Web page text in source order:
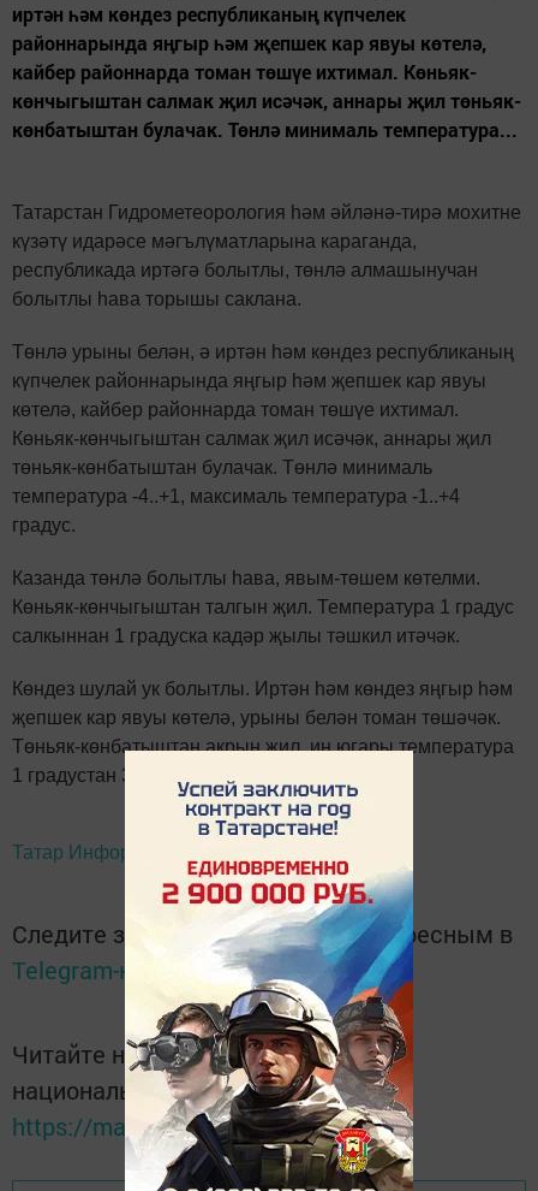
иртән һәм көндез республиканың күпчелек
районнарында яңгыр һәм җепшек кар явуы көтелә,
кайбер районнарда томан төшүе ихтимал. Көньяк-
көнчыгыштан салмак җил исәчәк, аннары җил төньяк-
көнбатыштан булачак. Төнлә минималь температура...
Татарстан Гидрометеорология һәм әйләнә-тирә мохитне
күзәтү идарәсе мәгълүматларына караганда,
республикада иртәгә болытлы, төнлә алмашынучан
болытлы һава торышы саклана.
Төнлә урыны белән, ә иртән һәм көндез республиканың
күпчелек районнарында яңгыр һәм җепшек кар явуы
көтелә, кайбер районнарда томан төшүе ихтимал.
Көньяк-көнчыгыштан салмак җил исәчәк, аннары җил
төньяк-көнбатыштан булачак. Төнлә минималь
температура -4..+1, максималь температура -1..+4
градус.
Казанда төнлә болытлы һава, явым-төшем көтелми.
Көньяк-көнчыгыштан талгын җил. Температура 1 градус
салкыннан 1 градуска кадәр җылы тәшкил итәчәк.
Көндез шулай ук болытлы. Иртән һәм көндез яңгыр һәм
җепшек кар явуы көтелә, урыны белән томан төшәчәк.
Төньяк-көнбатыштан акрын җил, иң югары температура
1 градустан 3 градуска кадәр җылы.
Татар Информ
Следите за самым важным и интересным в
Telegram-канале
Татмедиа
Читайте новости Татарстана в
национальном мессенджере MАХ:
https://max.ru/tatmedia